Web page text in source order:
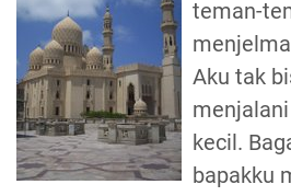
teman-
Aku tak
kecil.
bapakku